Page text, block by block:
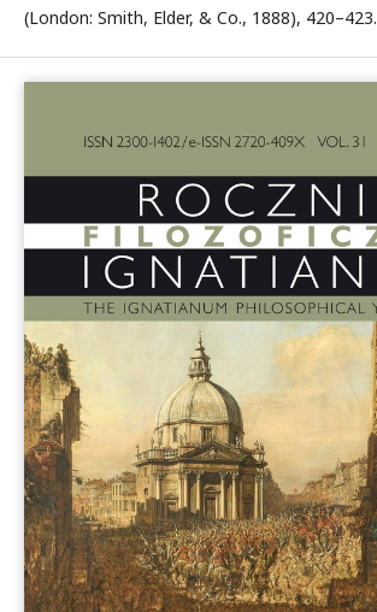
(London: Smith, Elder, & Co., 1888), 420–423.